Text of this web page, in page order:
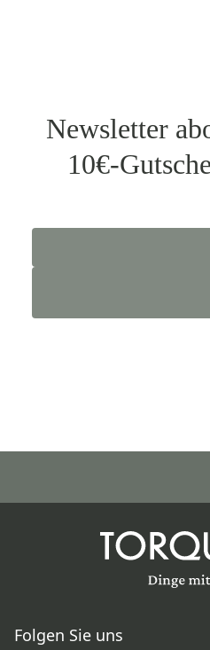
Newsletter
10€-
Folgen Sie uns